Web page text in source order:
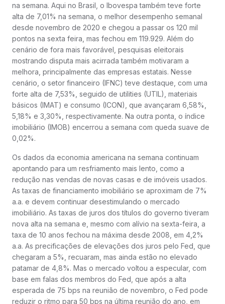
na semana. Aqui no Brasil, o Ibovespa também teve forte
alta de 7,01% na semana, o melhor desempenho semanal
desde novembro de 2020 e chegou a passar os 120 mil
pontos na sexta feira, mas fechou em 119.929. Além do
cenário de fora mais favorável, pesquisas eleitorais
mostrando disputa mais acirrada também motivaram a
melhora, principalmente das empresas estatais. Nesse
cenário, o setor financeiro (IFNC) teve destaque, com uma
forte alta de 7,53%, seguido de utilities (UTIL), materiais
básicos (IMAT) e consumo (ICON), que avançaram 6,58%,
5,18% e 3,30%, respectivamente. Na outra ponta, o índice
imobiliário (IMOB) encerrou a semana com queda suave de
0,02%.
Os dados da economia americana na semana continuam
apontando para um resfriamento mais lento, como a
redução nas vendas de novas casas e de imóveis usados.
As taxas de financiamento imobiliário se aproximam de 7%
a.a. e devem continuar desestimulando o mercado
imobiliário. As taxas de juros dos títulos do governo tiveram
nova alta na semana e, mesmo com alívio na sexta-feira, a
taxa de 10 anos fechou na máxima desde 2008, em 4,2%
a.a. As precificações de elevações dos juros pelo Fed, que
chegaram a 5%, recuaram, mas ainda estão no elevado
patamar de 4,8%. Mas o mercado voltou a especular, com
base em falas dos membros do Fed, que após a alta
esperada de 75 bps na reunião de novembro, o Fed pode
reduzir o ritmo para 50 bps na última reunião do ano, em